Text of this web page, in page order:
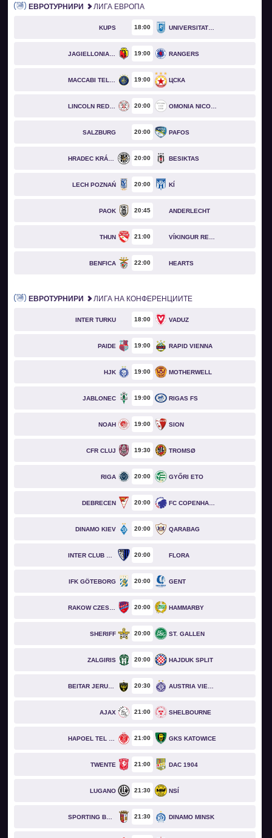
ЕВРОТУРНИРИ ЛИГА ЕВРОПА
KUPS 18 00 UNIVERSITATEA CRAIOVA
JAGIELLONIA BIAŁYSTOK 19 00 RANGERS
19 00 ЦСКА
LINCOLN RED IMPS 20 00 OMONIA NICOSIA
SALZBURG 20 00 PAFOS
HRADEC KRÁLOVÉ 20 00 BESIKTAS
LECH POZNAŃ 20 00 KÍ
PAOK 20 45 ANDERLECHT
THUN 21 00
BENFICA 22 00 HEARTS
ЕВРОТУРНИРИ ЛИГА НА КОНФЕРЕНЦИИТЕ
INTER TURKU 18 00 VADUZ
PAIDE 19 00 RAPID VIENNA
HJK 19 00 MOTHERWELL
JABLONEC 19 00 RIGAS FS
NOAH 19 00 SION
CFR CLUJ 19 30 TROMSØ
RIGA 20 00 GYŐRI ETO
DEBRECEN 20 00 FC COPENHAGEN
DINAMO KIEV 20 00 QARABAG
20 00 FLORA
IFK GÖTEBORG 20 00 GENT
RAKOW CZESTOCHOWA 20 00 HAMMARBY
SHERIFF 20 00 ST. GALLEN
ZALGIRIS 20 00 HAJDUK SPLIT
BEITAR JERUSALEM 20 30
AJAX 21 00 SHELBOURNE
21 00 GKS KATOWICE
TWENTE 21 00 DAC 1904
LUGANO 21 30 NSÍ
SPORTING BRAGA 21 30 DINAMO MINSK